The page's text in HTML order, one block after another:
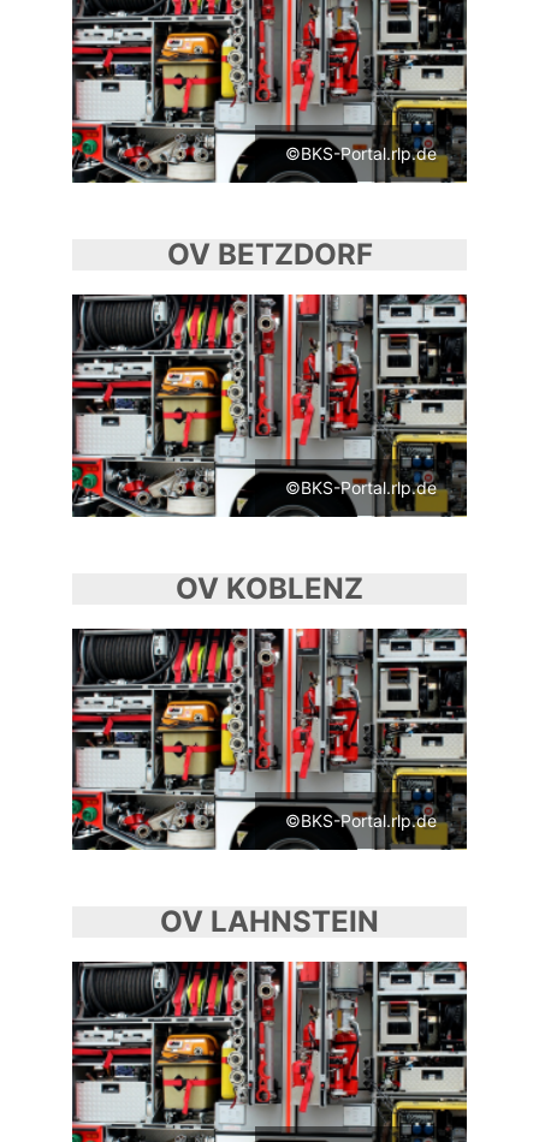
©BKS-Portal.rlp.de
OV BETZDORF
©BKS-Portal.rlp.de
OV KOBLENZ
©BKS-Portal.rlp.de
OV LAHNSTEIN